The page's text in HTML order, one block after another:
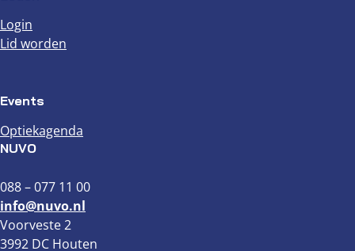
Login
Lid worden
Events
Optiekagenda
NUVO
088 – 077 11 00
info@nuvo.nl
Voorveste 2
3992 DC Houten